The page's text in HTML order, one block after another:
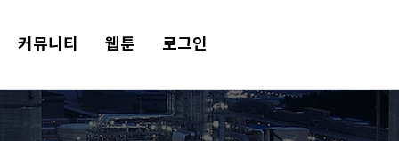
커뮤니티 웹툰 로그인